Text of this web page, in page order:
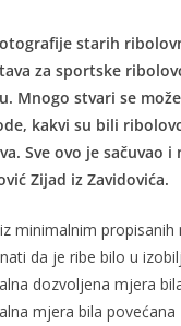
starih
za sportske
Mnogo stvari se
kakvi su bili
Sve ovo je sačuvao
Zijad iz Zavidovića.
minimalnim
da je ribe bilo u
dozvoljena mjera
mjera bila